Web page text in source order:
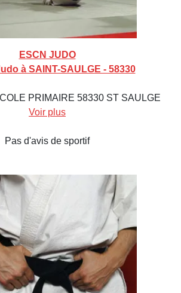
ESCN JUDO
à SAINT-SAULGE - 58330
PRIMAIRE 58330 ST SAULGE
Voir plus
Pas d'avis de sportif